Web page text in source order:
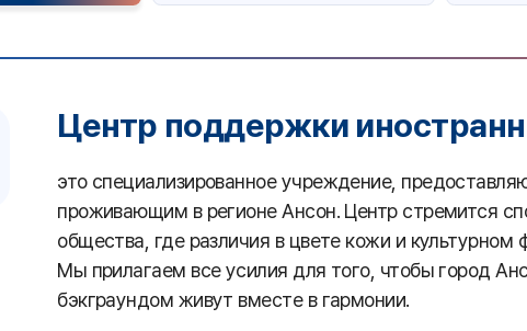
Центр поддержки
это специализированное учреждение,
проживающим в регионе Ансон. Центр стремится
общества, где различия в цвете кожи и
Мы прилагаем все усилия для того, чтобы город
бэкграундом живут вместе в гармонии.